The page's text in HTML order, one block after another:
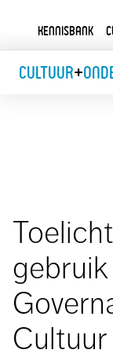
Kennisbank
Cultuur+
Cultuur